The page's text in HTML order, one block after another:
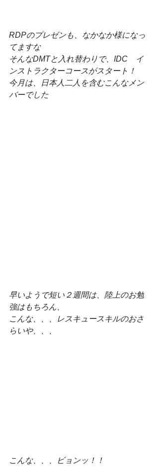
RDPのプレゼンも、なかなか様になっ
てますな
そんなDMTと入れ替わりで、IDC　イ
ンストラクターコースがスタート！
今月は、日本人二人を含むこんなメン
バーでした
早いようで短い２週間は、陸上のお勉
強はもちろん、
こんな、、、レスキュースキルのおさ
らいや、、、
こんな、、、ビョンッ！！